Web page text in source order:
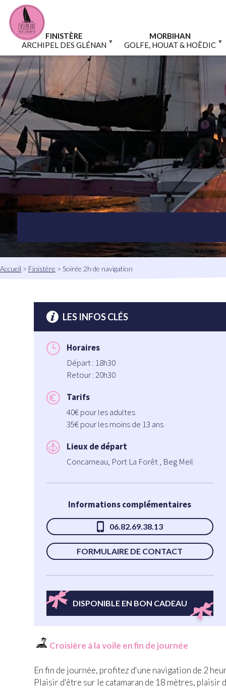
Aller
contenu
principal
FINISTÈRE
ARCHIPEL DES GLÉNAN
MORBIHAN
GOLFE, HOUAT & HOËDIC
Fil
Accueil Finistère Soirée 2h de navigation
LES INFOS CLÉS
Horaires
Départ : 18h30
Retour : 20h30
Tarifs
40€ pour les adultes
35€ pour les moins de 13 ans
Lieux de départ
Concarneau, Port La Forêt , Beg Meil
Informations complémentaires
06.82.69.38.13
FORMULAIRE DE CONTACT
DISPONIBLE EN BON CADEAU
Croisière à la voile en fin de journée
En fin de journée, profitez d'une navigation de 2
Plaisir d'être sur le catamaran de 18 mètres, plaisir
Panneau de gestion des cookies